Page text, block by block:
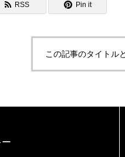
RSS Pin it
この記事のタイトル